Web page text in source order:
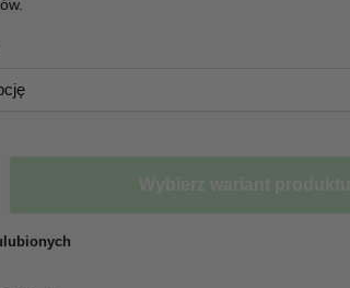
Wybierz wariant produktu